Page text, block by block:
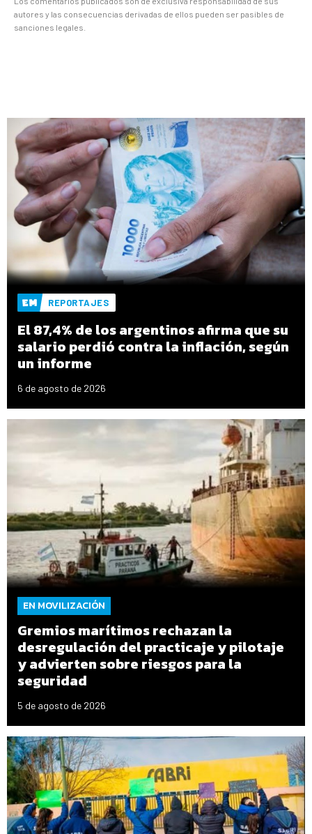
autores y las consecuencias derivadas de ellos pueden ser pasibles de
sanciones legales.
REPORTAJES
El 87,4% de los argentinos afirma que su
salario perdió contra la inflación, según
un informe
6 de agosto de 2026
EN MOVILIZACIÓN
Gremios marítimos rechazan la
desregulación del practicaje y pilotaje
y advierten sobre riesgos para la
seguridad
5 de agosto de 2026